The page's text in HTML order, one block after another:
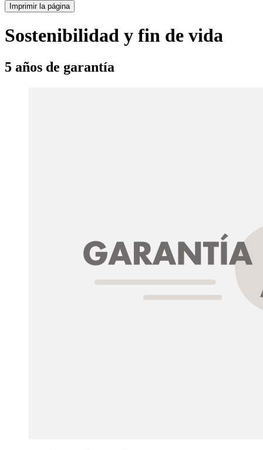
Imprimir la página
Sostenibilidad y fin de vida
5 años de garantía​